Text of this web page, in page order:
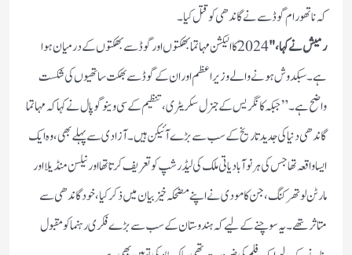
کہ ناتھورام گوڈسے نے گاندھی کو قتل کیا۔
رمیش نے کہا، "
2024 کا الیکشن مہاتما بھکتوں اور گوڈسے بھکتوں کے درمیان ہوا
ہے۔ سبکدوش ہونے والے وزیر اعظم اور ان کے گوڈسے بھکت ساتھیوں کی شکست
واضح ہے۔”جبکہ کانگریس کے جنرل سکریٹری، تنظیم کے سی وینوگوپال نے کہا کہ مہاتما
گاندھی دنیا کی جدید تاریخ کے سب سے بڑے آئیکن ہیں۔ آزادی سے پہلے بھی، وہ ایک
ایسا واقعہ تھا جس کی ہر نوآبادیاتی ملک کی لیڈرشپ کو تعریف کرتا تھا اورنیلسن منڈیلا اور
مارٹن لوتھر کنگ، جن کا مودی نے اپنے مضحکہ خیز بیان میں ذکر کیا، خود گاندھی سے
متاثر تھے۔ یہ سوچنے کے لیے کہ ہندوستان کے سب سے بڑے فکری رہنما کو مقبول